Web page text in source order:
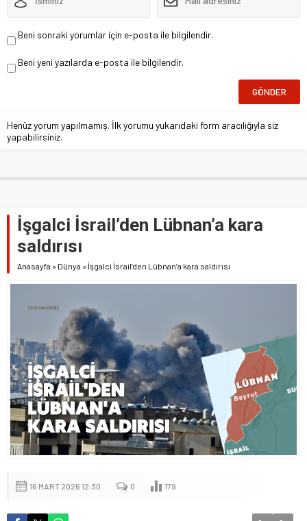
Beni sonraki yorumlar için e-posta ile bilgilendir.
Beni yeni yazılarda e-posta ile bilgilendir.
Henüz yorum yapılmamış. İlk yorumu yukarıdaki form aracılığıyla siz
yapabilirsiniz.
İşgalci İsrail’den Lübnan’a kara
saldırısı
Anasayfa » Dünya » İşgalci İsrail’den Lübnan’a kara saldırısı
16 MART 2026 12:30 0 179